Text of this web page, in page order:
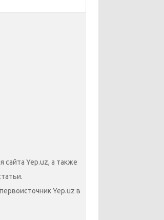
сайта Yep.uz, а также
Yep.uz в